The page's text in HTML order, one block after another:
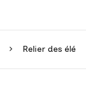
Relier des